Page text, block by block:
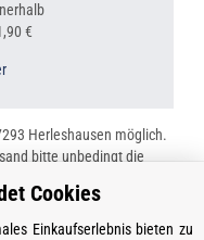
€
Herleshausen möglich.
bitte unbedingt die
Cookies
Einkaufserlebnis bieten zu